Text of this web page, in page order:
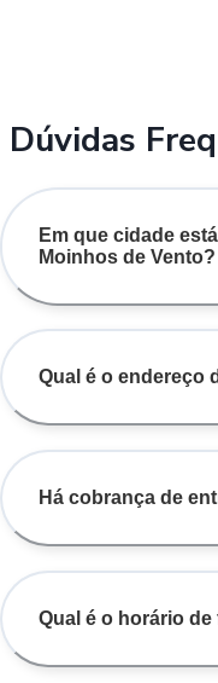
Dúvidas
Em que cidade
Moinhos de Vento?
Qual é o endereço
Há cobrança de
Qual é o horário